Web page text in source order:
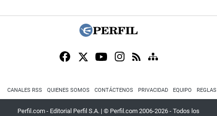
CANALES RSS QUIENES SOMOS CONTÁCTENOS PRIVACIDAD EQUIPO
Perfil.com - Editorial Perfil S.A. | © Perfil.com 2006-2026 - Todos los